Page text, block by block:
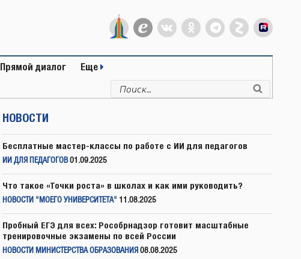
Прямой диалог Еще
Искать:
НОВОСТИ
Бесплатные мастер-классы по работе с ИИ для педагогов
ИИ ДЛЯ ПЕДАГОГОВ 01.09.2025
Что такое «Точки роста» в школах и как ими руководить?
НОВОСТИ "МОЕГО УНИВЕРСИТЕТА" 11.08.2025
Пробный ЕГЭ для всех: Рособрнадзор готовит масштабные
тренировочные экзамены по всей России
НОВОСТИ МИНИСТЕРСТВА ОБРАЗОВАНИЯ 08.08.2025